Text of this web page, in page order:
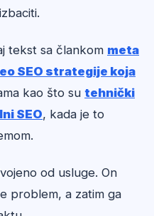
tekst sa člankom meta
SEO strategije koja
kao što su tehnički
SEO, kada je to
od usluge. On
problem, a zatim ga